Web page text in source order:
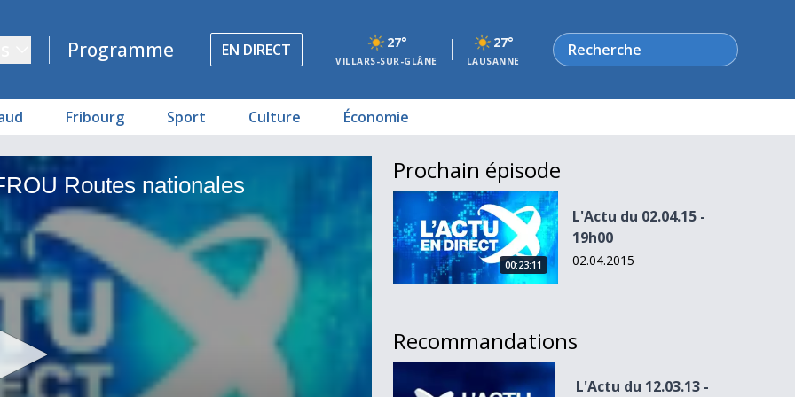
Programme EN DIRECT 27°
VILLARS-SUR-GLÂNE
27°
LAUSANNE
Rechercher
Fribourg Sport Culture Économie
Routes nationales
Prochain épisode
L&#039;Actu du 02.04.15 - 19h00
00:23:11
L'Actu du 02.04.15 -
19h00
02.04.2015
Recommandations
L&#039;Actu du 12.03.13 - 20h00
L'Actu du 12.03.13 -